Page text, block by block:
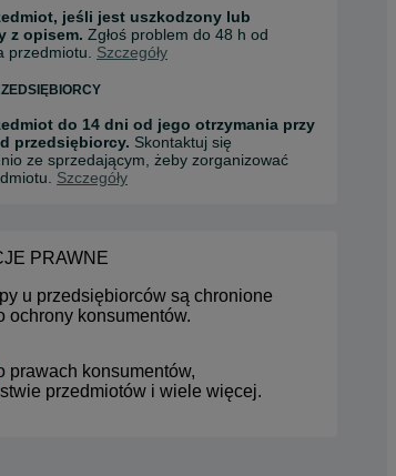
jeśli jest uszkodzony lub
z opisem. Zgłoś problem do 48 h od
przedmiotu. Szczegóły
do 14 dni od jego otrzymania przy
przedsiębiorcy. Skontaktuj się
ze sprzedającym, żeby zorganizować
Szczegóły
PRAWNE
u przedsiębiorców są chronione
ochrony konsumentów.
prawach konsumentów,
przedmiotów i wiele więcej.